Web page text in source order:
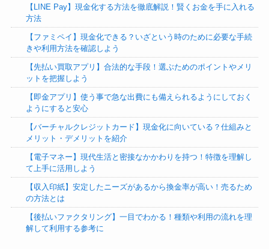
【LINE Pay】現金化する方法を徹底解説！賢くお金を手に入れる
方法
【ファミペイ】現金化できる？いざという時のために必要な手続
きや利用方法を確認しよう
【先払い買取アプリ】合法的な手段！選ぶためのポイントやメリ
ットを把握しよう
【即金アプリ】使う事で急な出費にも備えられるようにしておく
ようにすると安心
【バーチャルクレジットカード】現金化に向いている？仕組みと
メリット・デメリットを紹介
【電子マネー】現代生活と密接なかかわりを持つ！特徴を理解し
て上手に活用しよう
【収入印紙】安定したニーズがあるから換金率が高い！売るため
の方法とは
【後払いファクタリング】一目でわかる！種類や利用の流れを理
解して利用する参考に